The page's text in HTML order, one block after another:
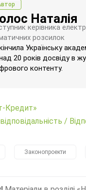
Наталія
керівника
розсилок
Українську
20 років досвіду в
контенту.
Кредит»
/
Законопроекти